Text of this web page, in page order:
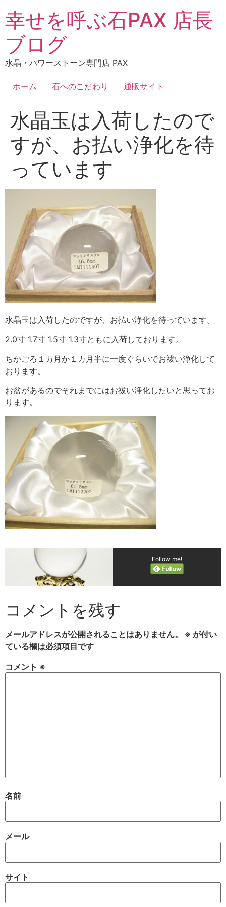
ン
ン
に
幸せを呼ぶ石PAX 店長
ブログ
水晶・パワーストーン専門店 PAX
ホーム 石へのこだわり 通販サイト
水晶玉は入荷したので
すが、お払い浄化を待
っています
水晶玉は入荷したのですが、お払い浄化を待っています。
2.0寸 1.7寸 1.5寸 1.3寸ともに入荷しております。
ちかごろ１カ月か１カ月半に一度ぐらいでお祓い浄化して
おります。
お盆があるのでそれまでにはお祓い浄化したいと思ってお
ります。
Follow me!
コメントを残す
メールアドレスが公開されることはありません。 ※ が付い
ている欄は必須項目です
コメント ※
名前
メール
サイト